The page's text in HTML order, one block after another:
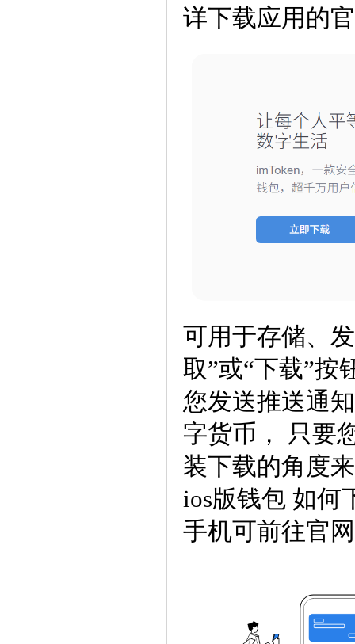
详下载应用的
可用于存储、
取”或“下载”按
您发送推送通
字货币， 只要
装下载的角度
ios版钱包 如何
手机可前往官